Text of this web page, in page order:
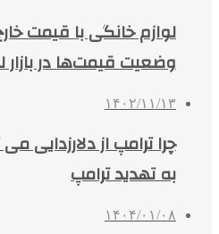
لوازم خانگی با قیمت
وضعیت قیمت‌ها در بازار
۱۴۰۲/۱۱/۱۳
چرا ترامپ از
به تهدید ترامپ
۱۴۰۴/۰۱/۰۸